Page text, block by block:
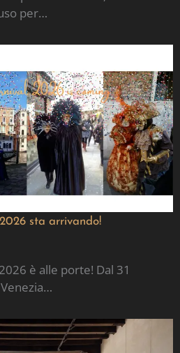
per…
sta arrivando!
è alle porte! Dal 31